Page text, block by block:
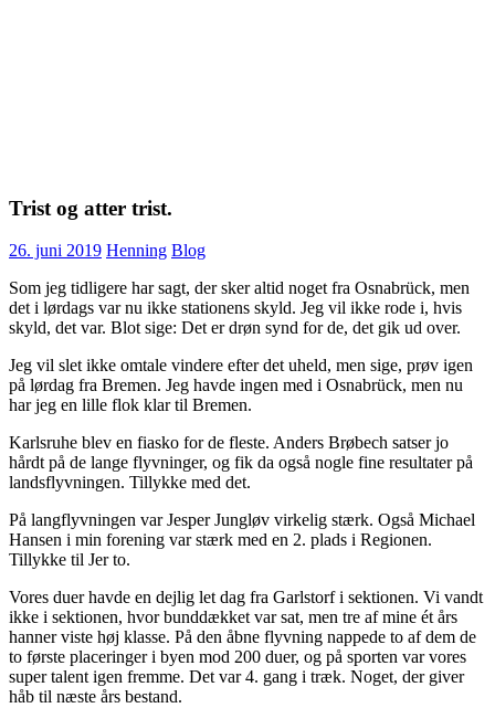
Trist og atter trist.
26. juni 2019 Henning Blog
Som jeg tidligere har sagt, der sker altid noget fra Osnabrück, men
det i lørdags var nu ikke stationens skyld. Jeg vil ikke rode i, hvis
skyld, det var. Blot sige: Det er drøn synd for de, det gik ud over.
Jeg vil slet ikke omtale vindere efter det uheld, men sige, prøv igen
på lørdag fra Bremen. Jeg havde ingen med i Osnabrück, men nu
har jeg en lille flok klar til Bremen.
Karlsruhe blev en fiasko for de fleste. Anders Brøbech satser jo
hårdt på de lange flyvninger, og fik da også nogle fine resultater på
landsflyvningen. Tillykke med det.
På langflyvningen var Jesper Jungløv virkelig stærk. Også Michael
Hansen i min forening var stærk med en 2. plads i Regionen.
Tillykke til Jer to.
Vores duer havde en dejlig let dag fra Garlstorf i sektionen. Vi vandt
ikke i sektionen, hvor bunddækket var sat, men tre af mine ét års
hanner viste høj klasse. På den åbne flyvning nappede to af dem de
to første placeringer i byen mod 200 duer, og på sporten var vores
super talent igen fremme. Det var 4. gang i træk. Noget, der giver
håb til næste års bestand.